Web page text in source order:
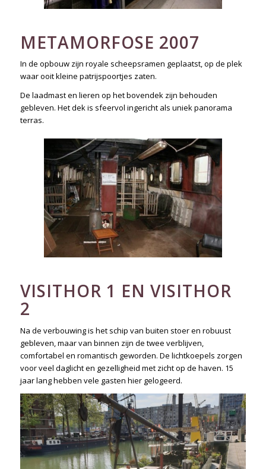
METAMORFOSE 2007
In de opbouw zijn royale scheepsramen geplaatst, op de plek
waar ooit kleine patrijspoortjes zaten.
De laadmast en lieren op het bovendek zijn behouden
gebleven. Het dek is sfeervol ingericht als uniek panorama
terras.
VISITHOR 1 EN VISITHOR
2
Na de verbouwing is het schip van buiten stoer en robuust
gebleven, maar van binnen zijn de twee verblijven,
comfortabel en romantisch geworden. De lichtkoepels zorgen
voor veel daglicht en gezelligheid met zicht op de haven. 15
jaar lang hebben vele gasten hier gelogeerd.